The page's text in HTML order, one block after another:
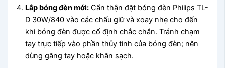
Lắp bóng đèn mới: Cẩn thận đặt bóng đèn Philips TL-
D 30W/840 vào các chấu giữ và xoay nhẹ cho đến
khi bóng đèn được cố định chắc chắn. Tránh chạm
tay trực tiếp vào phần thủy tinh của bóng đèn; nên
dùng găng tay hoặc khăn sạch.